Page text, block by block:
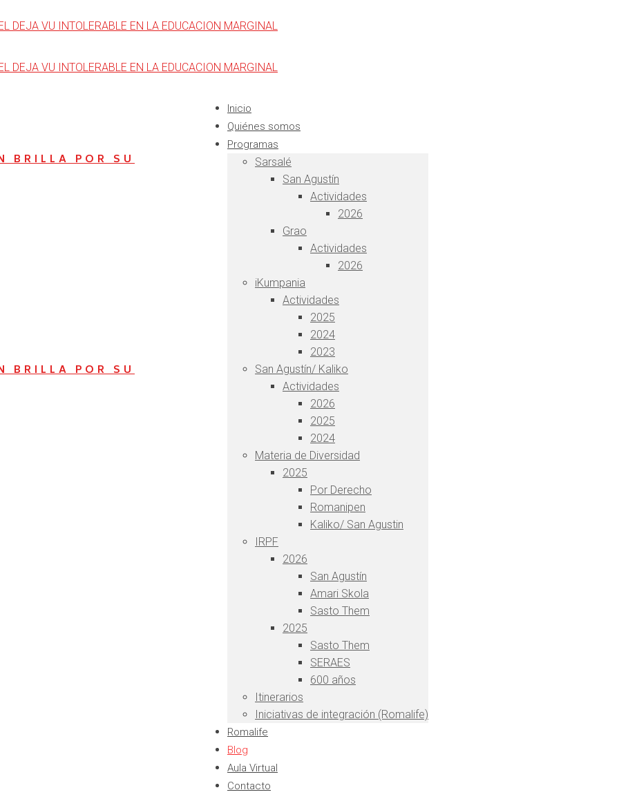
Inicio
Quiénes somos
Programas
Sarsalé
San Agustín
Actividades
2026
Grao
Actividades
2026
iKumpania
Actividades
2025
2024
2023
San Agustín/ Kaliko
Actividades
2026
2025
2024
Materia de Diversidad
2025
Por Derecho
Romanipen
Kaliko/ San Agustin
IRPF
2026
San Agustín
Amari Skola
Sasto Them
2025
Sasto Them
SERAES
600 años
Itinerarios
Iniciativas de integración (Romalife)
Romalife
Blog
Aula Virtual
Contacto
BRILLA POR SU
BRILLA POR SU